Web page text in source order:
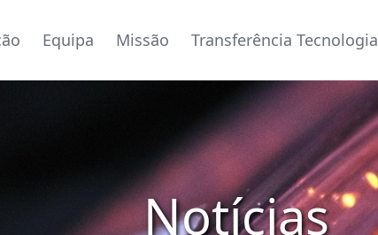
Equipa Missão Transferência Tecnologia
Notícias